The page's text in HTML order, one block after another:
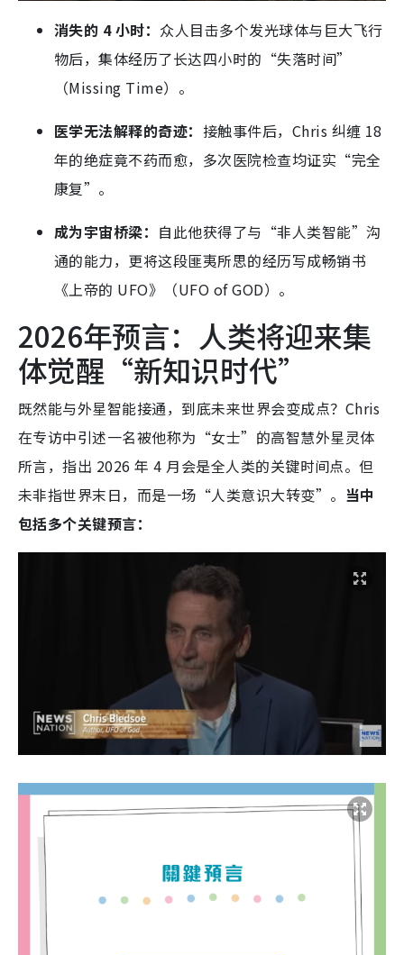
消失的 4 小时： 众人目击多个发光球体与巨大飞行
物后，集体经历了长达四小时的“失落时间”
（Missing Time）。
医学无法解释的奇迹： 接触事件后，Chris 纠缠 18
年的绝症竟不药而愈，多次医院检查均证实“完全
康复”。
成为宇宙桥梁： 自此他获得了与“非人类智能”沟
通的能力，更将这段匪夷所思的经历写成畅销书
《上帝的 UFO》（UFO of GOD）。
2026年预言：人类将迎来集
体觉醒“新知识时代”
既然能与外星智能接通，到底未来世界会变成点？Chris
在专访中引述一名被他称为“女士”的高智慧外星灵体
所言，指出 2026 年 4 月会是全人类的关键时间点。但
未非指世界末日，而是一场“人类意识大转变”。 当中
包括多个关键预言：